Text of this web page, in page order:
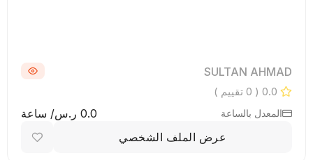
SULTAN AHMAD
0.0 ( 0 تقييم )
المعدل بالساعة
0.0 ر.س/ ساعة
عرض الملف الشخصي